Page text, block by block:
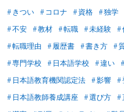
解説する前に 日本語教師のキャリア
を考える上で、常勤と非常勤の違
理解することは重要です。まずは
勤と非常勤の違いについて説明しま
す。以下、常勤と非常勤の主な違
きつい
コロナ 資格 独学
不安
教材 転職 未経験
転職理由
履歴書 書き方
専門学校
日本語学校 違い
日本語教育機関認定法
影響
日本語教師養成講座
選び方